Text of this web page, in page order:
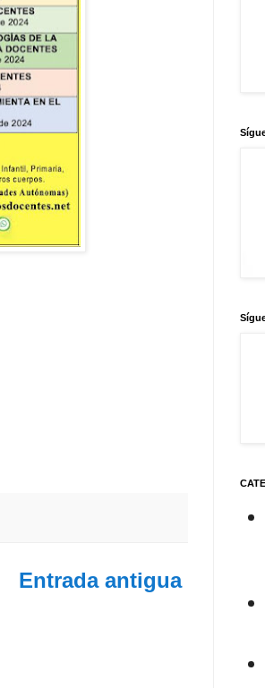
Entrada antigua